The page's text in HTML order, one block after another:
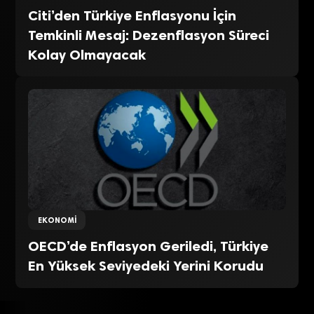
Citi’den Türkiye Enflasyonu İçin
Temkinli Mesaj: Dezenflasyon Süreci
Kolay Olmayacak
EKONOMI
OECD’de Enflasyon Geriledi, Türkiye
En Yüksek Seviyedeki Yerini Korudu